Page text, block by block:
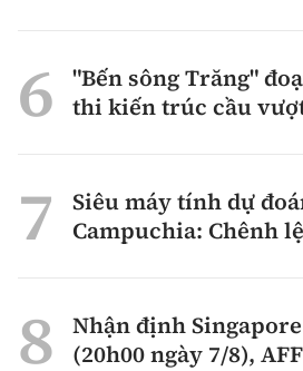
"Bến sông Trăng"
thi kiến trúc cầu
Siêu máy tính dự
Campuchia: Chênh
Nhận định
(20h00 ngày 7/8),